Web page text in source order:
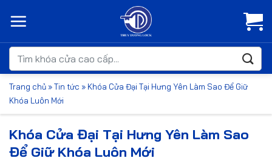
qua
dungTìm
kiếm:
Trang chủ »Tin tức » Khóa Cửa Đại Tại Hưng Yên Làm Sao Để Giữ
Khóa Luôn Mới
Khóa Cửa Đại Tại Hưng Yên Làm Sao
Để Giữ Khóa Luôn Mới